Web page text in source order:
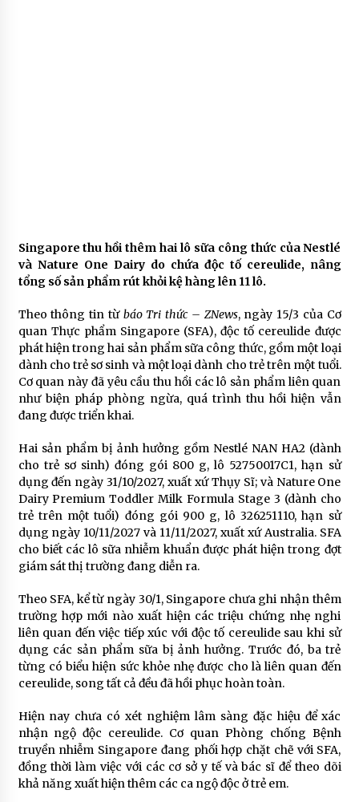
Singapore thu hồi thêm hai lô sữa công thức của Nestlé
và Nature One Dairy do chứa độc tố cereulide, nâng
tổng số sản phẩm rút khỏi kệ hàng lên 11 lô.
Theo thông tin từ báo Tri thức – ZNews, ngày 15/3 của Cơ
quan Thực phẩm Singapore (SFA), độc tố cereulide được
phát hiện trong hai sản phẩm sữa công thức, gồm một loại
dành cho trẻ sơ sinh và một loại dành cho trẻ trên một tuổi.
Cơ quan này đã yêu cầu thu hồi các lô sản phẩm liên quan
như biện pháp phòng ngừa, quá trình thu hồi hiện vẫn
đang được triển khai.
Hai sản phẩm bị ảnh hưởng gồm Nestlé NAN HA2 (dành
cho trẻ sơ sinh) đóng gói 800 g, lô 52750017C1, hạn sử
dụng đến ngày 31/10/2027, xuất xứ Thụy Sĩ; và Nature One
Dairy Premium Toddler Milk Formula Stage 3 (dành cho
trẻ trên một tuổi) đóng gói 900 g, lô 326251110, hạn sử
dụng ngày 10/11/2027 và 11/11/2027, xuất xứ Australia. SFA
cho biết các lô sữa nhiễm khuẩn được phát hiện trong đợt
giám sát thị trường đang diễn ra.
Theo SFA, kể từ ngày 30/1, Singapore chưa ghi nhận thêm
trường hợp mới nào xuất hiện các triệu chứng nhẹ nghi
liên quan đến việc tiếp xúc với độc tố cereulide sau khi sử
dụng các sản phẩm sữa bị ảnh hưởng. Trước đó, ba trẻ
từng có biểu hiện sức khỏe nhẹ được cho là liên quan đến
cereulide, song tất cả đều đã hồi phục hoàn toàn.
Hiện nay chưa có xét nghiệm lâm sàng đặc hiệu để xác
nhận ngộ độc cereulide. Cơ quan Phòng chống Bệnh
truyền nhiễm Singapore đang phối hợp chặt chẽ với SFA,
đồng thời làm việc với các cơ sở y tế và bác sĩ để theo dõi
khả năng xuất hiện thêm các ca ngộ độc ở trẻ em.